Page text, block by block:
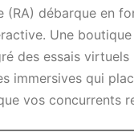
(RA) débarque en
Une
des essais virtuels
immersives qui
vos concurrents